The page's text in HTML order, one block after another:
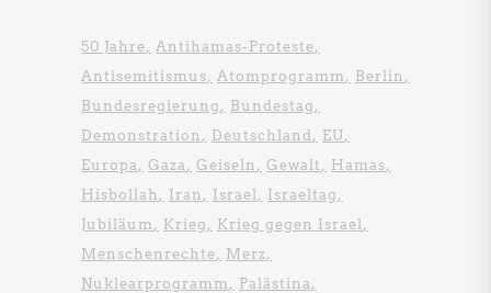
50 Jahre
Antihamas-Proteste
Antisemitismus
Atomprogramm
Berlin
Bundesregierung
Bundestag
Demonstration
Deutschland
EU
Europa
Gaza Geiseln Gewalt
Hamas
Hisbollah
Iran Israel
Israeltag
Jubiläum
Krieg
Krieg gegen Israel
Menschenrechte
Merz
Nuklearprogramm
Palästina